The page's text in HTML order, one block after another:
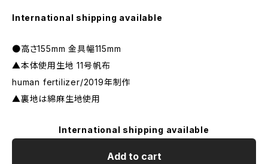
International shipping available
●高さ155mm 金具幅115mm
▲本体使用生地 11号帆布
human fertilizer/2019年制作
▲裏地は綿麻生地使用
International shipping available
Add to cart